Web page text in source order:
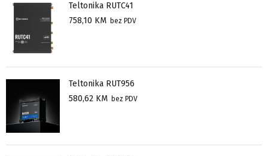
Teltonika RUTC41
758,10 KM bez PDV
Teltonika RUT956
580,62 KM bez PDV